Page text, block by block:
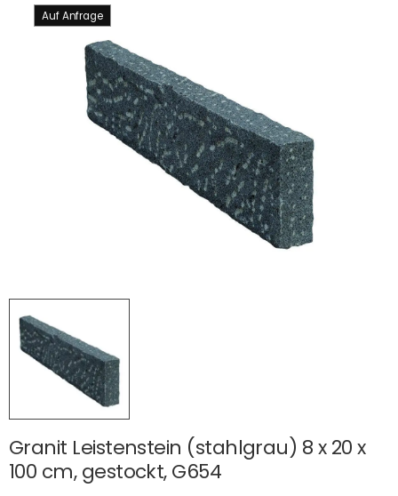
Auf Anfrage
Granit Leistenstein (stahlgrau) 8 x 20 x
100 cm, gestockt, G654